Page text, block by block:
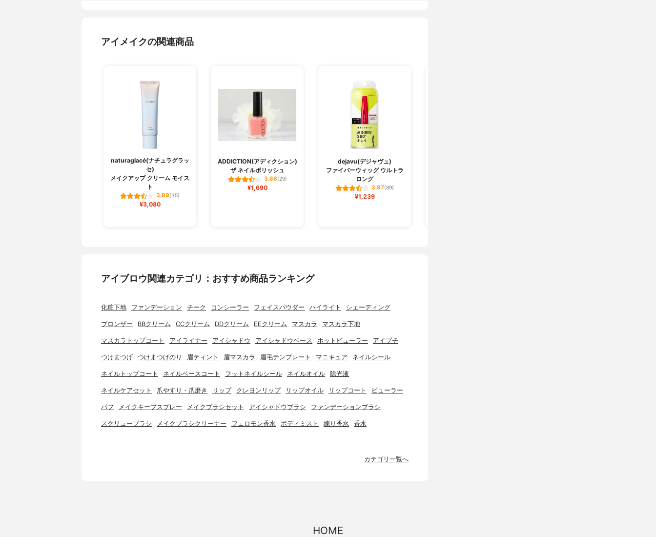
アイメイクの関連商品
naturaglacé(ナチュラグラッ
セ)
メイクアップ クリーム モイス
ト
3.89(35)
¥3,080
ADDICTION(アディクション)
ザ ネイルポリッシュ
3.86(29)
¥1,690
dejavu(デジャヴュ)
ファイバーウィッグ ウルトラ
ロング
3.87(89)
¥1,239
アイブロウ関連カテゴリ：おすすめ商品ランキング
化粧下地 ファンデーション チーク コンシーラー フェイスパウダー ハイライト シェーディング
ブロンザー BBクリーム CCクリーム DDクリーム EEクリーム マスカラ マスカラ下地
マスカラトップコート アイライナー アイシャドウ アイシャドウベース ホットビューラー アイプチ
つけまつげ つけまつげのり 眉ティント 眉マスカラ 眉毛テンプレート マニキュア ネイルシール
ネイルトップコート ネイルベースコート フットネイルシール ネイルオイル 除光液
ネイルケアセット 爪やすり・爪磨き リップ クレヨンリップ リップオイル リップコート ビューラー
パフ メイクキープスプレー メイクブラシセット アイシャドウブラシ ファンデーションブラシ
スクリューブラシ メイクブラシクリーナー フェロモン香水 ボディミスト 練り香水 香水
カテゴリ一覧へ
HOME